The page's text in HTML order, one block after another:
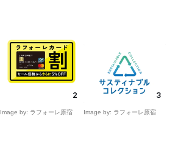
2
Image by: ラフォーレ原宿
3
Image by: ラフォーレ原宿